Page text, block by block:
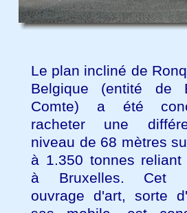
Le plan incliné de
Belgique (entité de
Comte) a été
racheter une
niveau de 68 mètres
à 1.350 tonnes reliant
à Bruxelles. Cet
ouvrage d'art, sorte